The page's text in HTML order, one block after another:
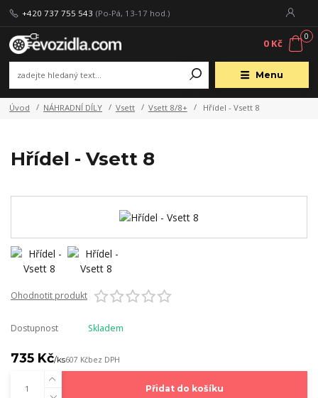
Menu
+420 737 755 543 (Po-Pá, 13-17 hod.)
0
0 Kč
Úvod NÁHRADNÍ DÍLY Vsett Vsett 8/8+ Hřídel - Vsett 8
Hřídel - Vsett 8
Ohodnotit produkt
Dostupnost Skladem
735 Kč/ks607 Kčbez DPH
Přidat do košíku